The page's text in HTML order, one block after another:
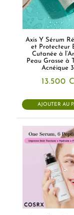
Axis Y Sérum
et Protecteur
Cutanée à
Peau Grasse à
Acnéique
13.500
AJOUTER AU